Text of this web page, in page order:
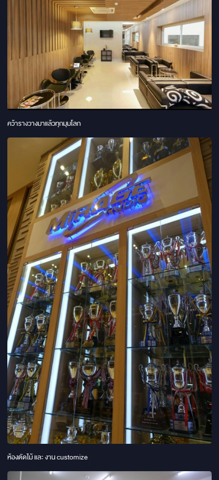
คว้ารางวางมาแล้วทุกมุมโลก
ห้องตัดไม้ และ งาน customize